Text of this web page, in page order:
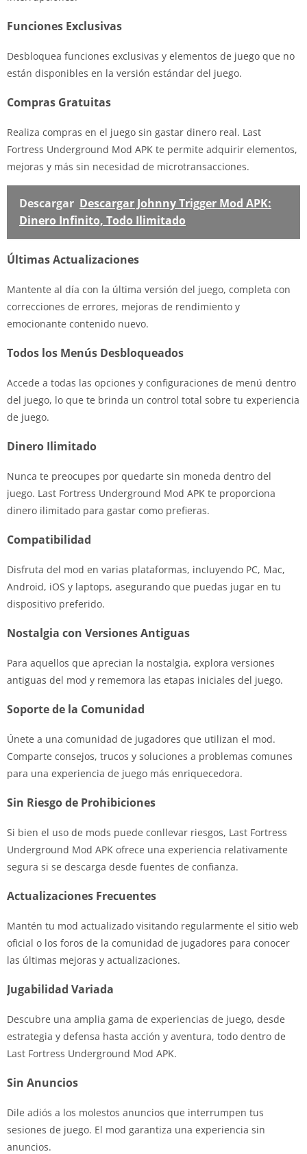
Funciones Exclusivas
Desbloquea funciones exclusivas y elementos de juego que no
están disponibles en la versión estándar del juego.
Compras Gratuitas
Realiza compras en el juego sin gastar dinero real. Last
Fortress Underground Mod APK te permite adquirir elementos,
mejoras y más sin necesidad de microtransacciones.
Descargar Descargar Johnny Trigger Mod APK:
Dinero Infinito, Todo Ilimitado
Últimas Actualizaciones
Mantente al día con la última versión del juego, completa con
correcciones de errores, mejoras de rendimiento y
emocionante contenido nuevo.
Todos los Menús Desbloqueados
Accede a todas las opciones y configuraciones de menú dentro
del juego, lo que te brinda un control total sobre tu experiencia
de juego.
Dinero Ilimitado
Nunca te preocupes por quedarte sin moneda dentro del
juego. Last Fortress Underground Mod APK te proporciona
dinero ilimitado para gastar como prefieras.
Compatibilidad
Disfruta del mod en varias plataformas, incluyendo PC, Mac,
Android, iOS y laptops, asegurando que puedas jugar en tu
dispositivo preferido.
Nostalgia con Versiones Antiguas
Para aquellos que aprecian la nostalgia, explora versiones
antiguas del mod y rememora las etapas iniciales del juego.
Soporte de la Comunidad
Únete a una comunidad de jugadores que utilizan el mod.
Comparte consejos, trucos y soluciones a problemas comunes
para una experiencia de juego más enriquecedora.
Sin Riesgo de Prohibiciones
Si bien el uso de mods puede conllevar riesgos, Last Fortress
Underground Mod APK ofrece una experiencia relativamente
segura si se descarga desde fuentes de confianza.
Actualizaciones Frecuentes
Mantén tu mod actualizado visitando regularmente el sitio web
oficial o los foros de la comunidad de jugadores para conocer
las últimas mejoras y actualizaciones.
Jugabilidad Variada
Descubre una amplia gama de experiencias de juego, desde
estrategia y defensa hasta acción y aventura, todo dentro de
Last Fortress Underground Mod APK.
Sin Anuncios
Dile adiós a los molestos anuncios que interrumpen tus
sesiones de juego. El mod garantiza una experiencia sin
anuncios.